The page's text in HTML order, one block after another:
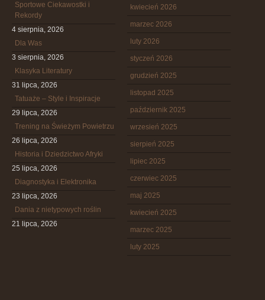
Sportowe Ciekawostki i
Rekordy
4 sierpnia, 2026
Dla Was
3 sierpnia, 2026
Klasyka Literatury
31 lipca, 2026
Tatuaże – Style i Inspiracje
29 lipca, 2026
Trening na Świeżym Powietrzu
26 lipca, 2026
Historia i Dziedzictwo Afryki
25 lipca, 2026
Diagnostyka i Elektronika
23 lipca, 2026
Dania z nietypowych roślin
21 lipca, 2026
kwiecień 2026
marzec 2026
luty 2026
styczeń 2026
grudzień 2025
listopad 2025
październik 2025
wrzesień 2025
sierpień 2025
lipiec 2025
czerwiec 2025
maj 2025
kwiecień 2025
marzec 2025
luty 2025